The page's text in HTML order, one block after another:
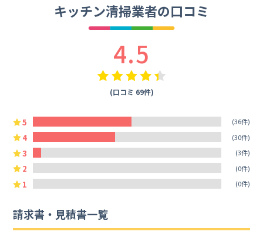
キッチン清掃業者の口コミ
4.5
(口コミ 69件)
5 (36件)
4 (30件)
3 (3件)
2 (0件)
1 (0件)
請求書・見積書一覧